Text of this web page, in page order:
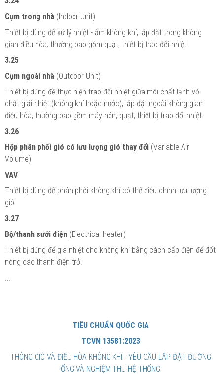
Cụm trong nhà (Indoor Unit)
Thiết bị dùng để xử lý nhiệt - ẩm không khí, lắp đặt trong không
gian điều hòa, thường bao gồm quạt, thiết bị trao đổi nhiệt.
3.25
Cụm ngoài nhà (Outdoor Unit)
Thiết bị dùng đề thực hiện trao đổi nhiệt giữa môi chất lạnh với
chất giải nhiệt (không khí hoặc nước), lắp đặt ngoài không gian
điều hòa, thường bao gồm máy nén, quạt, thiết bị trao đổi nhiệt.
3.26
Hộp phân phối gió có lưu lượng gió thay đổi (Variable Air
Volume)
VAV
Thiết bị dùng để phân phối không khí có thể điều chỉnh lưu lượng
gió.
3.27
Bộ/thanh sưởi điện (Electrical heater)
Thiết bị dùng để gia nhiệt cho không khí bằng cách cấp điện để đốt
nóng các thanh điện trở.
TIÊU CHUẨN QUỐC GIA
TCVN 13581:2023
THÔNG GIÓ VÀ ĐIỀU HÒA KHÔNG KHÍ - YÊU CẦU LẮP ĐẶT ĐƯỜNG
ỐNG VÀ NGHIỆM THU HỆ THỐNG